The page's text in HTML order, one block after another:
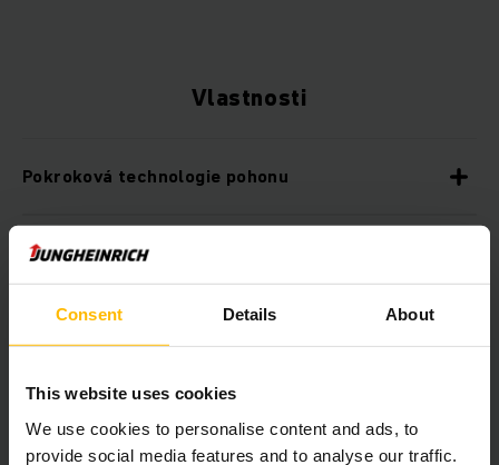
Consent Details About
This website uses cookies
We use cookies to personalise content and ads, to
provide social media features and to analyse our traffic.
Vlastnosti
Pokroková technologie pohonu
Kompaktní konstrukce
Uživatelsky příjemný koncept obsluhy